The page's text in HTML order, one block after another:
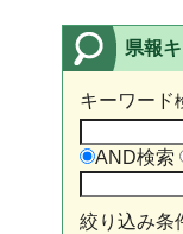
県報
キーワード
AND検索
絞り込み条